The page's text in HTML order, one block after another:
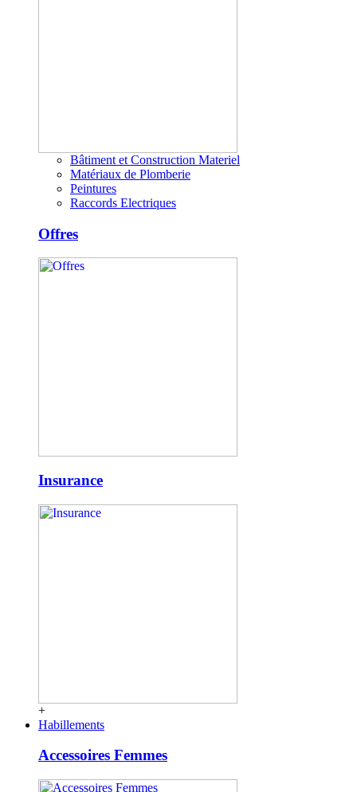
Bâtiment et Construction Materiel
Matériaux de Plomberie
Peintures
Raccords Electriques
Offres
Insurance
+
Habillements
Accessoires Femmes